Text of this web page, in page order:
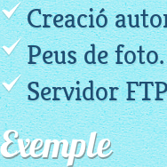
Creació
Peus de foto.
Servidor
Exemple